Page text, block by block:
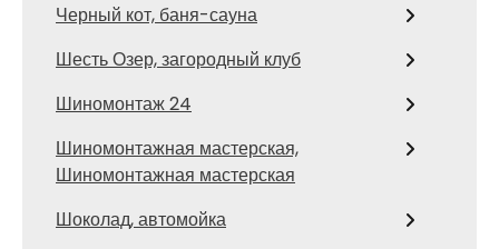
Черный кот, баня-сауна
Шесть Озер, загородный клуб
Шиномонтаж 24
Шиномонтажная мастерская,
Шиномонтажная мастерская
Шоколад, автомойка